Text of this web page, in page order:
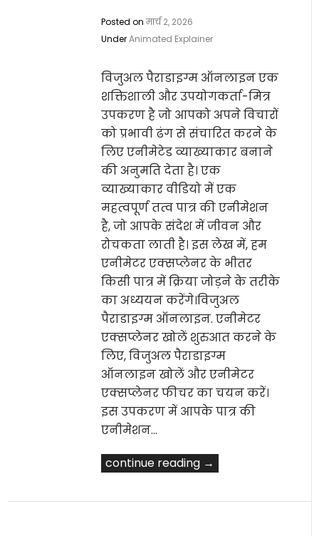
Posted onमार्च 2, 2026
UnderAnimated Explainer
विजुअल पैराडाइग्म ऑनलाइन एक
शक्तिशाली और उपयोगकर्ता-मित्र
उपकरण है जो आपको अपने विचारों
को प्रभावी ढंग से संचारित करने के
लिए एनीमेटेड व्याख्याकार बनाने
की अनुमति देता है। एक
व्याख्याकार वीडियो में एक
महत्वपूर्ण तत्व पात्र की एनीमेशन
है, जो आपके संदेश में जीवन और
रोचकता लाती है। इस लेख में, हम
एनीमेटर एक्सप्लेनर के भीतर
किसी पात्र में क्रिया जोड़ने के तरीके
का अध्ययन करेंगे।विजुअल
पैराडाइग्म ऑनलाइन. एनीमेटर
एक्सप्लेनर खोलें शुरुआत करने के
लिए, विजुअल पैराडाइग्म
ऑनलाइन खोलें और एनीमेटर
एक्सप्लेनर फीचर का चयन करें।
इस उपकरण में आपके पात्र की
एनीमेशन…
continue reading →